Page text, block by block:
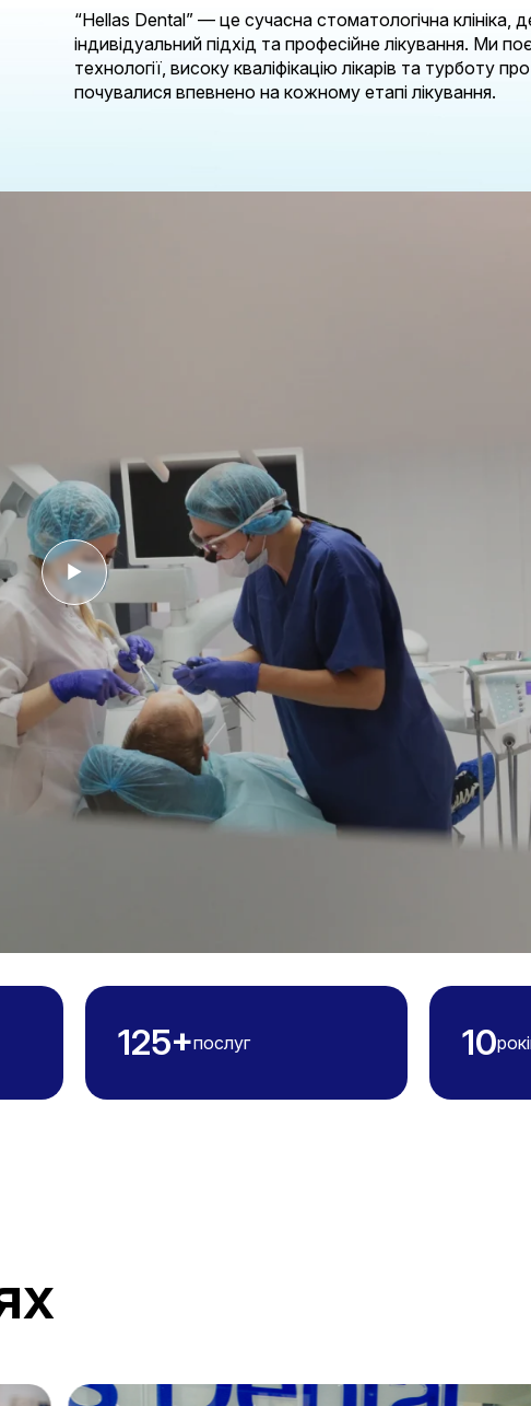
“Hellas Dental” — це сучасна стоматологічна клініка,
індивідуальний підхід та професійне лікування. Ми
технології, високу кваліфікацію лікарів та турботу
почувалися впевнено на кожному етапі лікування.
125+послуг 10